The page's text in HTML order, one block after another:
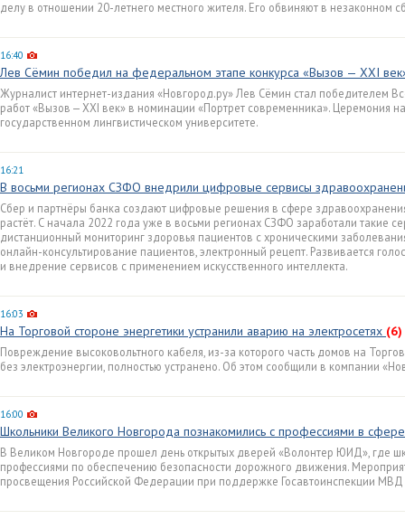
делу в отношении 20-летнего местного жителя. Его обвиняют в незаконном
16:40
Лев Сёмин победил на федеральном этапе конкурса «Вызов — XXI
Журналист интернет-издания «Новгород.ру» Лев Сёмин стал победителем
работ «Вызов — XXI век» в номинации «Портрет современника». Церемония
государственном лингвистическом университете.
16:21
В восьми регионах СЗФО внедрили цифровые сервисы
Сбер и партнёры банка создают цифровые решения в сфере
растёт. С начала 2022 года уже в восьми регионах СЗФО заработали такие
дистанционный мониторинг здоровья пациентов с хроническими
онлайн-консультирование пациентов, электронный рецепт. Развивается
и внедрение сервисов с применением искусственного интеллекта.
16:03
На Торговой стороне энергетики устранили аварию на электросетях (6)
Повреждение высоковольтного кабеля, из-за которого часть домов на
без электроэнергии, полностью устранено. Об этом сообщили в компании
16:00
Школьники Великого Новгорода познакомились с профессиями в
В Великом Новгороде прошел день открытых дверей «Волонтер ЮИД», где
профессиями по обеспечению безопасности дорожного движения.
просвещения Российской Федерации при поддержке Госавтоинспекции